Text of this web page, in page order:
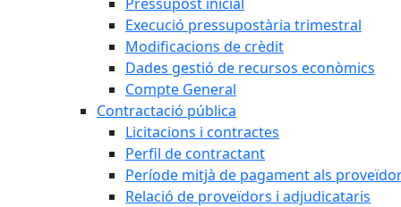
Execució pressupostària trimestral
Modificacions de crèdit
Dades gestió de recursos econòmics
Compte General
Contractació pública
Licitacions i contractes
Perfil de contractant
Període mitjà de pagament als
Relació de proveïdors i adjudicataris